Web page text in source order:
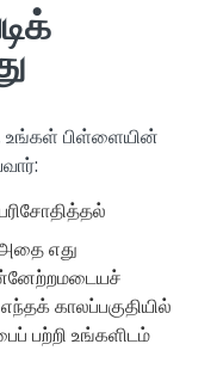
பிள்ளையின்
அதை எது
காலப்பகுதியில்
பற்றி உங்களிடம்